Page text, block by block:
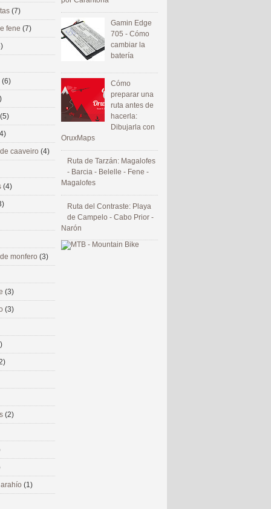
Gamin Edge
705 - Cómo
cambiar la
batería
Cómo
preparar una
ruta antes de
hacerla:
Dibujarla con
OruxMaps
Ruta de Tarzán: Magalofes
- Barcia - Belelle - Fene -
Magalofes
Ruta del Contraste: Playa
de Campelo - Cabo Prior -
Narón
(7)
fene (7)
(6)
(5)
caaveiro (4)
(4)
monfero (3)
(3)
(3)
(2)
(1)